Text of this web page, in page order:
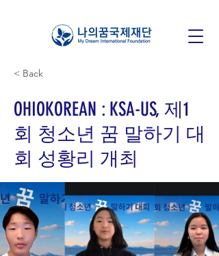
< Back
OHIOKOREAN : KSA-US, 제1
회 청소년 꿈 말하기 대
회 성황리 개최